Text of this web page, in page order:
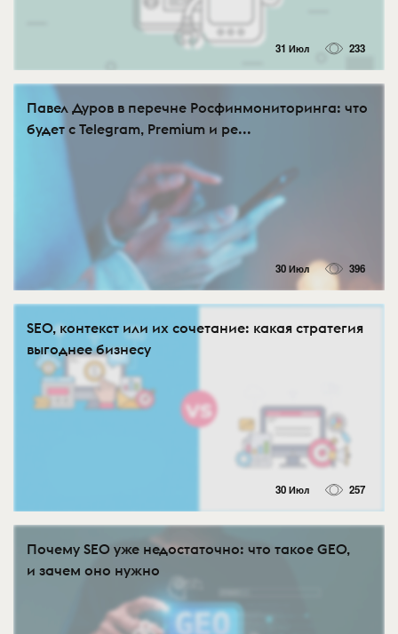
31 Июл 233
Павел Дуров в перечне Росфинмониторинга: что
будет с Telegram, Premium и ре...
30 Июл 396
SEO, контекст или их сочетание: какая стратегия
выгоднее бизнесу
30 Июл 257
Почему SEO уже недостаточно: что такое GEO,
и зачем оно нужно